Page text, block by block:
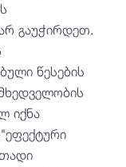
გაუჭირდეთ.
წესების
იქნა